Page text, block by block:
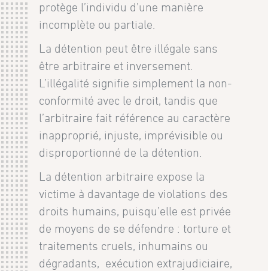
protège l’individu d’une manière
incomplète ou partiale.
La détention peut être illégale sans
être arbitraire et inversement.
L’illégalité signifie simplement la non-
conformité avec le droit, tandis que
l’arbitraire fait référence au caractère
inapproprié, injuste, imprévisible ou
disproportionné de la détention.
La détention arbitraire expose la
victime à davantage de violations des
droits humains, puisqu’elle est privée
de moyens de se défendre : torture et
traitements cruels, inhumains ou
dégradants, exécution extrajudiciaire,